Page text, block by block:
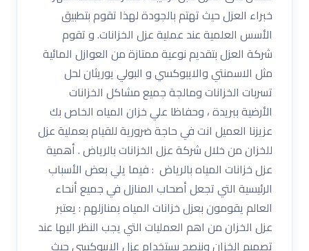
خبراء العزل حيث تهتم بالجودة لهذا تقوم بتطبيق
الأسس العلمية عند عملية عزل الخزانات. و تقوم
شركة العزل بتقديم نوعية ممتازة من العوازل المائية
مثل الاسمنتي والايبوكسي و البولي يوريثان لحل
تسربات الخزانات ومالجة جميع مشاكل الخزانات
الأرضية ببريدة ، وحفاظا علي خزان المياه الخاص بك
عزيزنا العميل انت في حاجة ضرورية للقيام بعملية عزل
للخزان من خلال شركة عزل الخزانات بالرياض . أهمية
عزل خزانات المياه بالرياض : فيما يلي بعض الأسباب
الرئيسية التي تجعل أصحاب المنازل في جميع أنحاء
العالم يقومون بعزل خزانات المياه بمنازلهم : يعتبر
عزل الخزان من اهم العمليات التي يجب النظر اليها عند
تصميم الخزان وننصح بستخدام عزل الايبوكسى حيث